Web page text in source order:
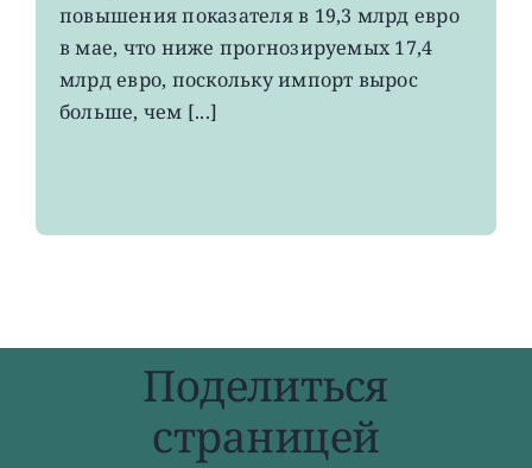
4-
летнего
повышения показателя в 19,3 млрд евро
в мае, что ниже прогнозируемых 17,4
млрд евро, поскольку импорт вырос
больше, чем [...]
Поделиться
страницей